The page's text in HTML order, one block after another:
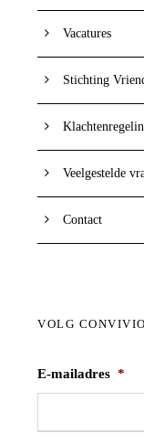
Vacatures
Stichting
Veelgestelde
Contact
VOLG
E-mailadres *